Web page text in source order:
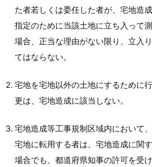
た者若しくは委任した者が、宅地造
指定のために当該土地に立ち入って
場合、正当な理由がない限り、立入
てはならない。
宅地を宅地以外の土地にするために
更は、宅地造成に該当しない。
宅地造成等工事規制区域内において
宅地に転用する者は、宅地造成に関
場合でも、都道府県知事の許可を受